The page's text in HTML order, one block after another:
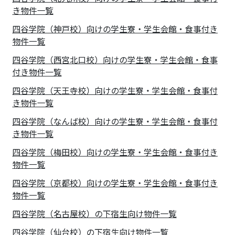
き物件一覧
四谷学院（神戸校）向けの学生寮・学生会館・食事付き
物件一覧
四谷学院（西宮北口校）向けの学生寮・学生会館・食事
付き物件一覧
四谷学院（天王寺校）向けの学生寮・学生会館・食事付
き物件一覧
四谷学院（なんば校）向けの学生寮・学生会館・食事付
き物件一覧
四谷学院（梅田校）向けの学生寮・学生会館・食事付き
物件一覧
四谷学院（京都校）向けの学生寮・学生会館・食事付き
物件一覧
四谷学院（名古屋校）の下宿生向け物件一覧
四谷学院（仙台校）の下宿生向け物件一覧